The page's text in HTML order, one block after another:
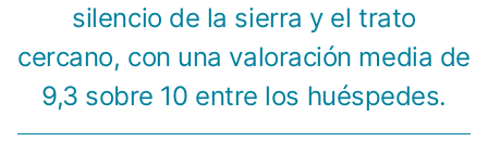
silencio de la sierra y el trato
cercano, con una valoración media de
9,3 sobre 10 entre los huéspedes.